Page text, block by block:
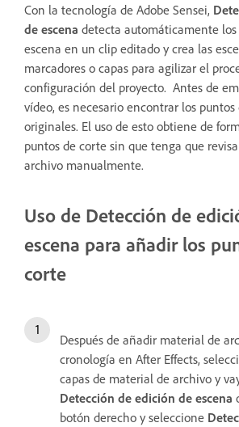
Con la tecnología de Adobe Sensei,
de escena detecta automáticamente
escena en un clip editado y crea las
marcadores o capas para agilizar el
configuración del proyecto. Antes de
vídeo, es necesario encontrar los
originales. El uso de esto obtiene de
puntos de corte sin que tenga que
archivo manualmente.
Uso de Detección de
escena para añadir los
corte
Después de añadir material de
cronología en After Effects,
capas de material de archivo y
Detección de edición de escena
botón derecho y seleccione